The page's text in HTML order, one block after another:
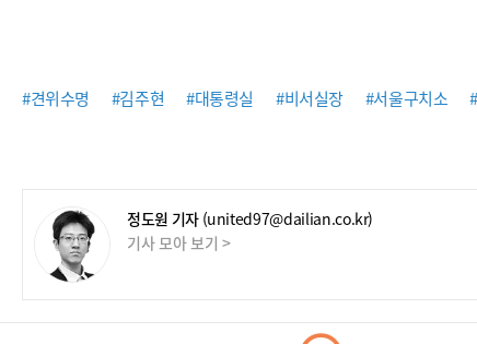
#견위수명 #김주현 #대통령실 #비서실장 #서울구치소
정도원 기자 (united97@dailian.co.kr)
기사 모아 보기 >